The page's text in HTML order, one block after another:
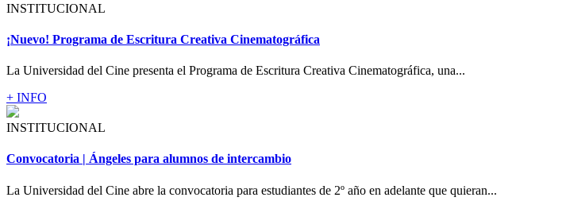
INSTITUCIONAL
¡Nuevo! Programa de Escritura Creativa Cinematográfica
La Universidad del Cine presenta el Programa de Escritura Creativa Cinematográfica, una...
+ INFO
INSTITUCIONAL
Convocatoria | Ángeles para alumnos de intercambio
La Universidad del Cine abre la convocatoria para estudiantes de 2º año en adelante que quieran...